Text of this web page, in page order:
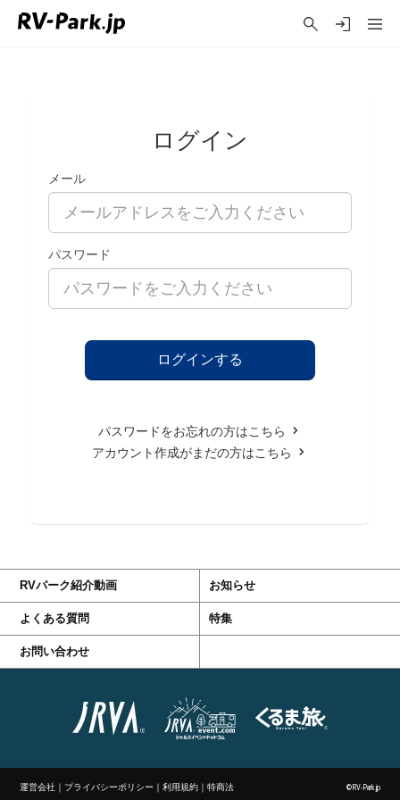
ログイン
メール
パスワード
パスワードをお忘れの方はこちら
アカウント作成がまだの方はこちら
RVパーク紹介動画 お知らせ
よくある質問 特集
お問い合わせ
運営会社 ｜ プライバシーポリシー ｜利用規約 ｜特商法 ©RV-Park.jp